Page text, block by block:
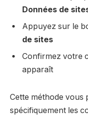
Données de
Appuyez sur le
de sites
Confirmez votre
apparaît
Cette méthode vous
spécifiquement les